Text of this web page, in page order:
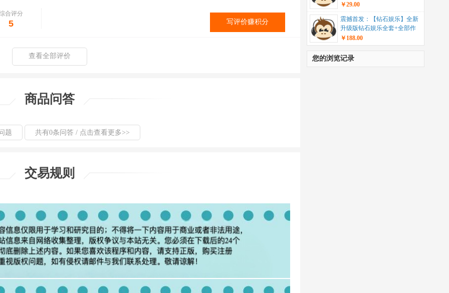
合评分
5 写评价赚积分
查看全部评价
商品问答
题 共有0条问答 / 点击查看更多>>
交易规则
统”...
￥29.00
震撼首发：【钻石娱乐】全新
升级版钻石娱乐全套+全部作
业脚本+带视频教学...
￥188.00
您的浏览记录